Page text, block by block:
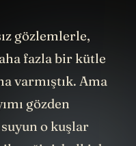
gözlemlerle,
fazla bir kütle
varmıştık. Ama
gözden
o kuşlar